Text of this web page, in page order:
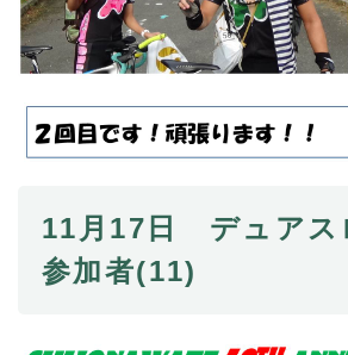
11月17日 デュアス
参加者(11)